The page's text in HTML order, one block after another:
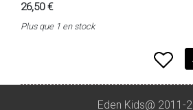
26,50 €
Plus que 1 en stock
Eden Kids@ 2011-